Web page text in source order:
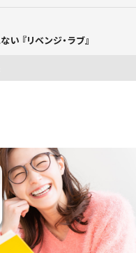
『リベンジ・ラブ』